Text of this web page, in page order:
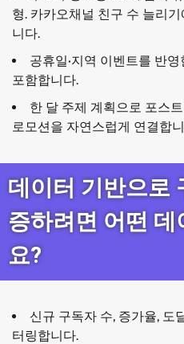
형. 카카오채널 친구 수 늘리
니다.
공휴일·지역 이벤트를 반
포함합니다.
한 달 주제 계획으로 포스
로모션을 자연스럽게 연결합
데이터 기반으로
증하려면 어떤
요?
신규 구독자 수, 증가율, 도
터링합니다.